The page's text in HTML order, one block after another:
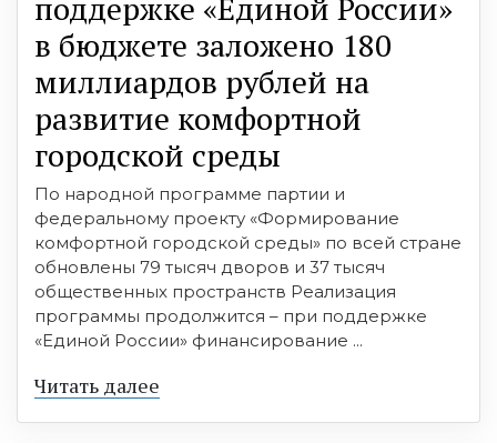
поддержке «Единой России»
в бюджете заложено 180
миллиардов рублей на
развитие комфортной
городской среды
По народной программе партии и
федеральному проекту «Формирование
комфортной городской среды» по всей стране
обновлены 79 тысяч дворов и 37 тысяч
общественных пространств Реализация
программы продолжится – при поддержке
«Единой России» финансирование ...
Читать далее